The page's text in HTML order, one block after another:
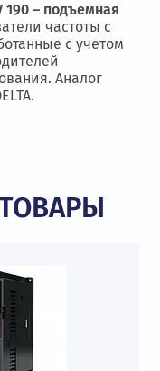
190 – подъемная
частоты с
с учетом
Аналог